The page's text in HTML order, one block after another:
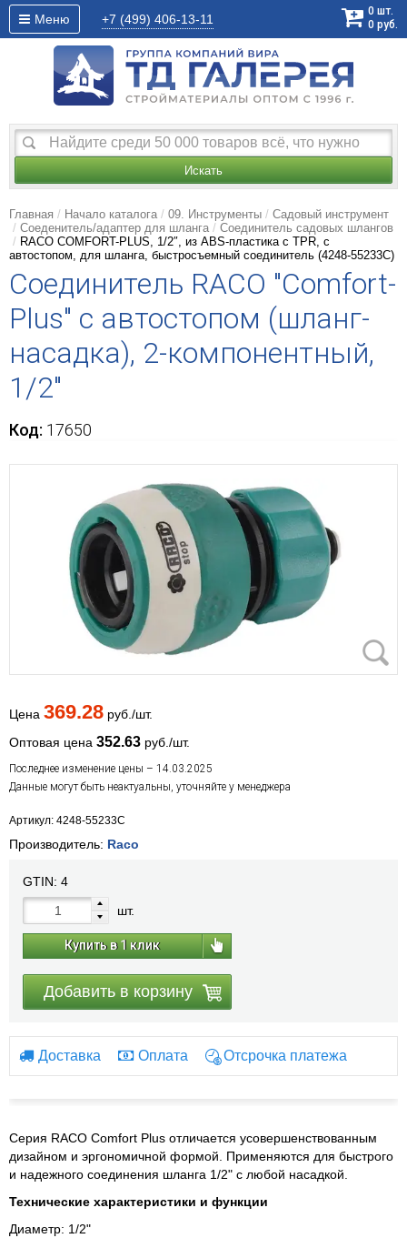
Меню +7 (499) 406-13-11
0 шт.
0 руб.
Искать
Главная Начало каталога 09. Инструменты
Садовый инструмент
Соеденитель/адаптер для шланга
Соединитель садовых шлангов
RACO COMFORT-PLUS, 1/2″, из ABS-пластика с TPR, с
автостопом, для шланга, быстросъемный соединитель (4248-55233C)
Соединитель RACO "Comfort-
Plus" с автостопом (шланг-
насадка), 2-компонентный,
1/2"
Код: 17650
Цена 369.28 руб./шт.
Оптовая цена 352.63 руб./шт.
Последнее изменение цены – 14.03.2025
Данные могут быть неактуальны, уточняйте у менеджера
Артикул: 4248-55233C
Производитель: Raco
GTIN: 4
шт.
Купить в 1 клик
Добавить в корзину
Доставка Оплата Отсрочка платежа
Серия RACO Comfort Plus отличается усовершенствованным
дизайном и эргономичной формой. Применяются для быстрого
и надежного соединения шланга 1/2" с любой насадкой.
Технические характеристики и функции
Диаметр: 1/2"